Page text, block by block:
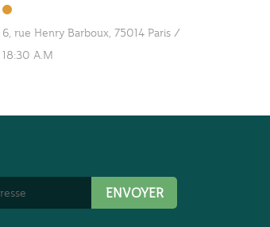
6, rue Henry Barboux, 75014 Paris /
18:30 A.M